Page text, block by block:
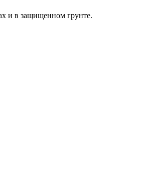
и в защищенном грунте.